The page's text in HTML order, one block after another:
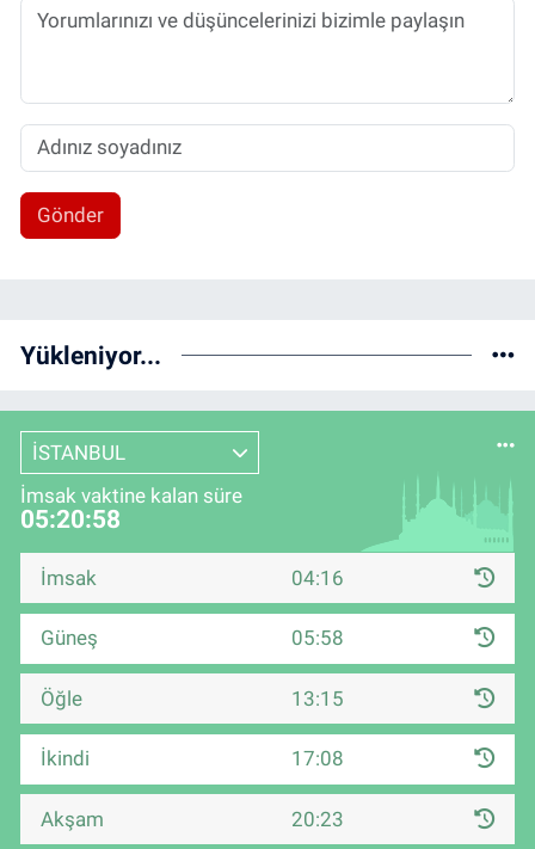
Gönder
Yükleniyor...
İSTANBUL
İmsak vaktine kalan süre
05:20:57
İmsak 04:16
Güneş 05:58
Öğle 13:15
İkindi 17:08
Akşam 20:23